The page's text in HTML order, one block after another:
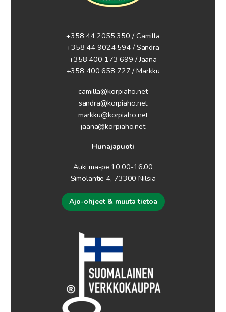
+358 44 2055 350 / Camilla
+358 44 9024 594 / Sandra
+358 400 173 699 / Jaana
+358 400 658 727 / Markku
camilla@korpiaho.net
sandra@korpiaho.net
markku@korpiaho.net
jaana@korpiaho.net
Hunajapuoti
Auki ma-pe 10.00-16.00
Simolantie 4, 73300 Nilsiä
Ajo-ohjeet & muuta tietoa